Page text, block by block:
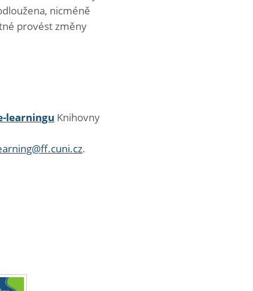
nicméně
provést změny
learningu Knihovny
.